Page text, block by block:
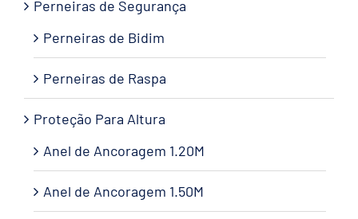
Perneiras de Segurança
Perneiras de Bidim
Perneiras de Raspa
Proteção Para Altura
Anel de Ancoragem 1.20M
Anel de Ancoragem 1.50M